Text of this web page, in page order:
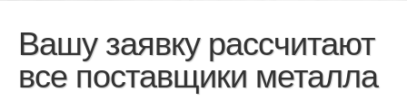
Вашу заявку рассчитают
все поставщики металла